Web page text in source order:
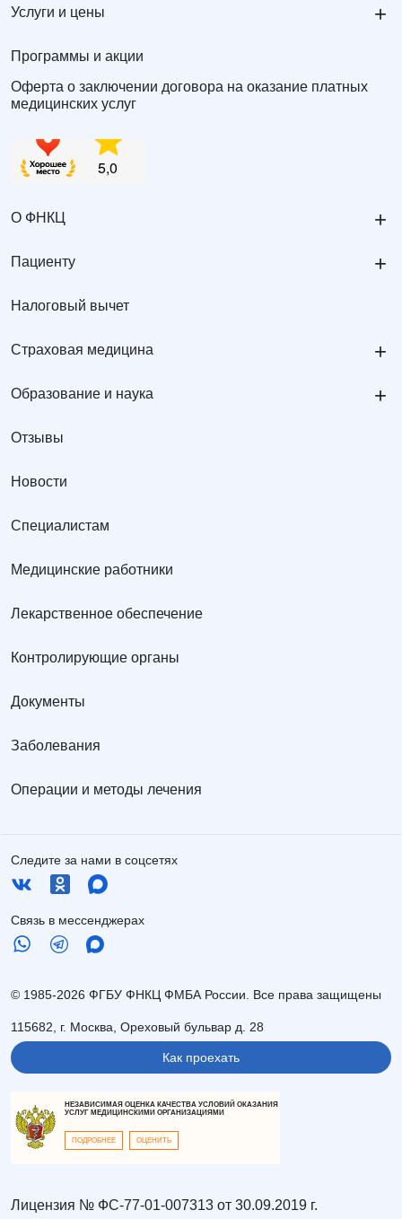
Услуги и цены +
Программы и акции
Оферта о заключении договора на оказание платных
медицинских услуг
О ФНКЦ +
Пациенту +
Налоговый вычет
Страховая медицина +
Образование и наука +
Отзывы
Новости
Специалистам
Медицинские работники
Лекарственное обеспечение
Контролирующие органы
Документы
Заболевания
Операции и методы лечения
Следите за нами в соцсетях
Связь в мессенджерах
© 1985-2026 ФГБУ ФНКЦ ФМБА России. Все права защищены
115682, г. Москва, Ореховый бульвар д. 28
Как проехать
НЕЗАВИСИМАЯ ОЦЕНКА КАЧЕСТВА УСЛОВИЙ ОКАЗАНИЯ
УСЛУГ МЕДИЦИНСКИМИ ОРГАНИЗАЦИЯМИ
ПОДРОБНЕЕ ОЦЕНИТЬ
Лицензия № ФС-77-01-007313 от 30.09.2019 г.